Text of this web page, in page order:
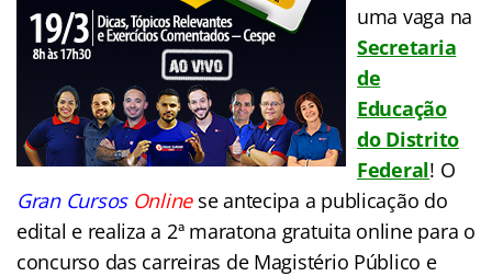
uma vaga na
Secretaria
de
Educação
do Distrito
Federal! O
Gran Cursos Onlinese antecipa a publicação do
edital e realiza a 2ª maratona gratuita online para o
concurso das carreiras de Magistério Público e